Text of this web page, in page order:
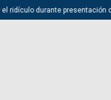
durante presentación de